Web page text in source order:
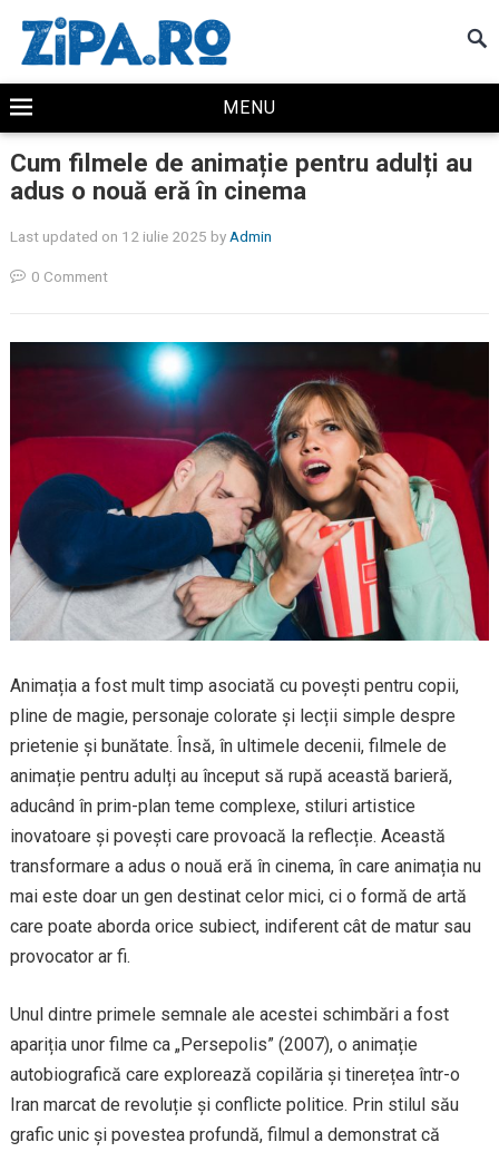
MENU
Cum filmele de animație pentru adulți au
adus o nouă eră în cinema
Last updated on 12 iulie 2025 by Admin
0 Comment
Animația a fost mult timp asociată cu povești pentru copii,
pline de magie, personaje colorate și lecții simple despre
prietenie și bunătate. Însă, în ultimele decenii, filmele de
animație pentru adulți au început să rupă această barieră,
aducând în prim-plan teme complexe, stiluri artistice
inovatoare și povești care provoacă la reflecție. Această
transformare a adus o nouă eră în cinema, în care animația nu
mai este doar un gen destinat celor mici, ci o formă de artă
care poate aborda orice subiect, indiferent cât de matur sau
provocator ar fi.
Unul dintre primele semnale ale acestei schimbări a fost
apariția unor filme ca „Persepolis” (2007), o animație
autobiografică care explorează copilăria și tinerețea într-o
Iran marcat de revoluție și conflicte politice. Prin stilul său
grafic unic și povestea profundă, filmul a demonstrat că